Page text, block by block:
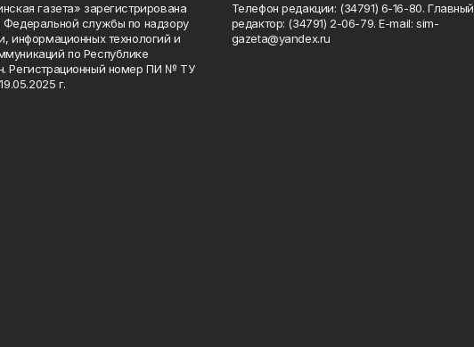
газета» зарегистрирована
Федеральной службы по надзору
информационных технологий и
по Республике
Регистрационный номер ПИ № ТУ
г.
Телефон редакции: (34791) 6-16-80. Главный
редактор: (34791) 2-06-79. Е-mаil: sim-
gazeta@yandex.ru